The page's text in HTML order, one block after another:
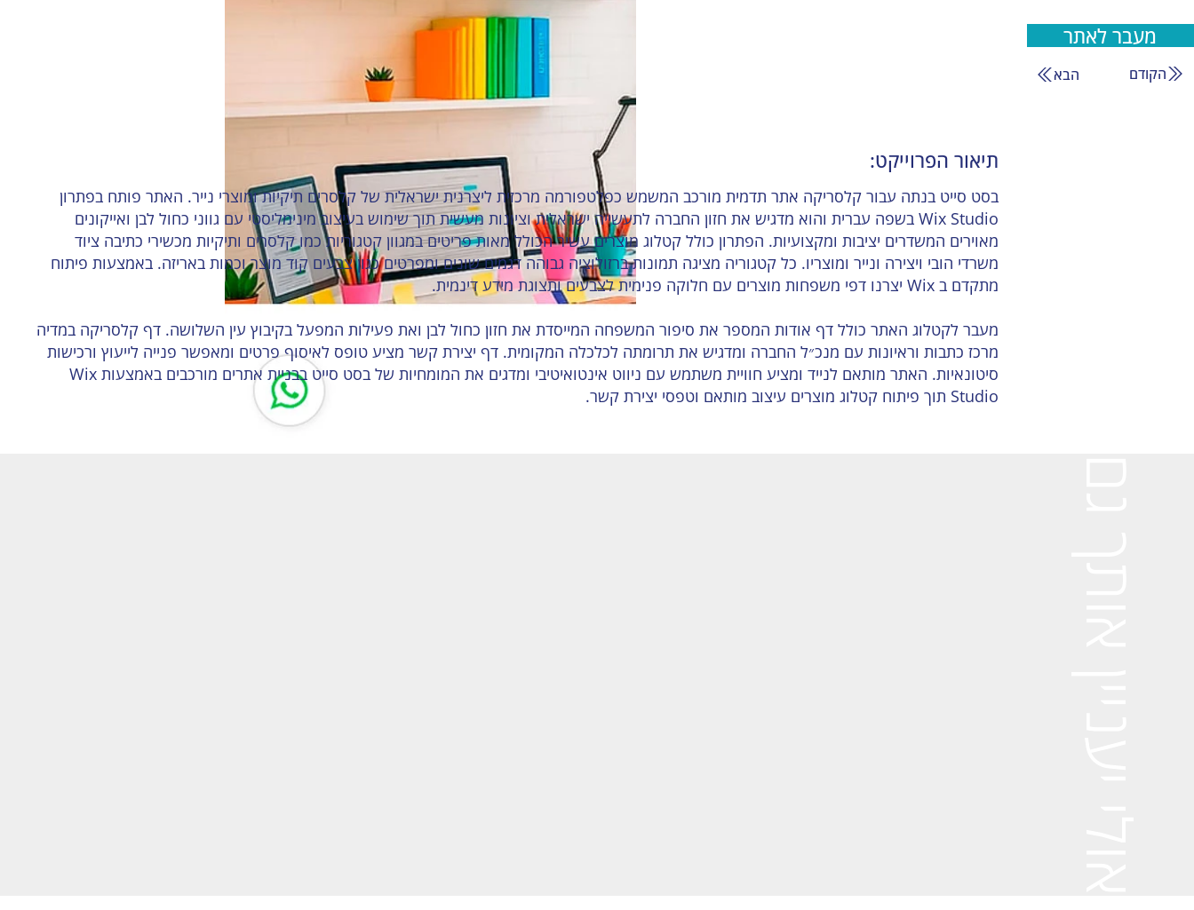
תיאור הפרוייקט:
בסט סייט בנתה עבור קלסריקה אתר תדמית מורכב המשמש כפלטפורמה מרכזית ליצרנית ישראלית של קלסרים תיקיות ומוצרי נייר. האתר פותח בפתרון
Wix Studio בשפה עברית והוא מדגיש את חזון החברה לתעשייה ישראלית וציונות מעשית תוך שימוש בעיצוב מינימליסטי עם גווני כחול לבן ואייקונים
מאוירים המשדרים יציבות ומקצועיות. הפתרון כולל קטלוג מוצרים עשיר הכולל מאות פריטים במגוון קטגוריות כמו קלסרים ותיקיות מכשירי כתיבה ציוד
משרדי הובי ויצירה ונייר ומוצריו. כל קטגוריה מציגה תמונות ברזולוציה גבוהה דגמים שונים ומפרטים כגון צבעים קוד מוצר וכמות באריזה. באמצעות פיתוח
מתקדם ב Wix יצרנו דפי משפחות מוצרים עם חלוקה פנימית לצבעים ותצוגת מידע דינמית.
מעבר לקטלוג האתר כולל דף אודות המספר את סיפור המשפחה המייסדת את חזון כחול לבן ואת פעילות המפעל בקיבוץ עין השלושה. דף קלסריקה במדיה
מרכז כתבות וראיונות עם מנכ״ל החברה ומדגיש את תרומתה לכלכלה המקומית. דף יצירת קשר מציע טופס לאיסוף פרטים ומאפשר פנייה לייעוץ ורכישות
סיטונאיות. האתר מותאם לנייד ומציע חוויית משתמש עם ניווט אינטואיטיבי ומדגים את המומחיות של בסט סייט בבניית אתרים מורכבים באמצעות Wix
Studio תוך פיתוח קטלוג מוצרים עיצוב מותאם וטפסי יצירת קשר.
מעבר לאתר
הבא הקודם